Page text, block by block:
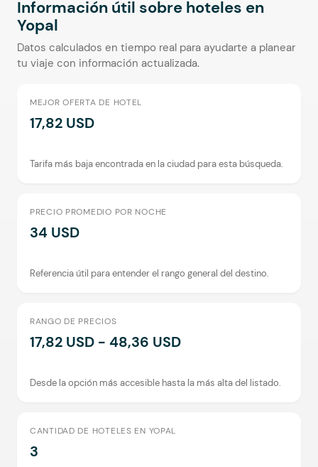
Información útil sobre hoteles en
Yopal
Datos calculados en tiempo real para ayudarte a planear
tu viaje con información actualizada.
MEJOR OFERTA DE HOTEL
17,82 USD
Tarifa más baja encontrada en la ciudad para esta búsqueda.
PRECIO PROMEDIO POR NOCHE
34 USD
Referencia útil para entender el rango general del destino.
RANGO DE PRECIOS
17,82 USD - 48,36 USD
Desde la opción más accesible hasta la más alta del listado.
CANTIDAD DE HOTELES EN YOPAL
3